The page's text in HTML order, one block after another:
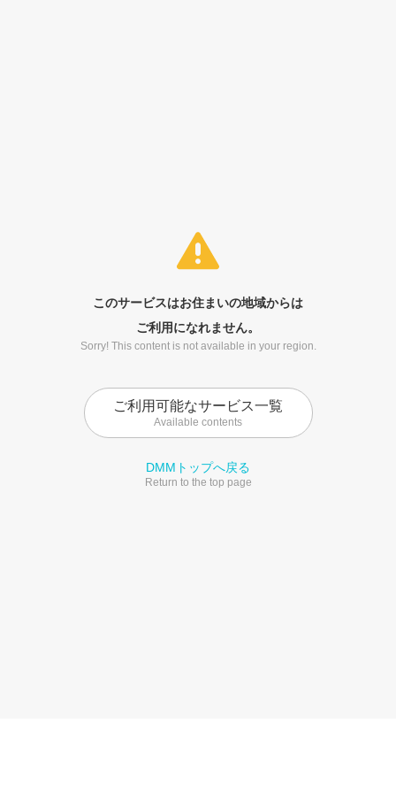
このサービスはお住まいの地域からは
ご利用になれません。
Sorry! This content is not available in your region.
ご利用可能なサービス一覧
Available contents
DMMトップへ戻る
Return to the top page